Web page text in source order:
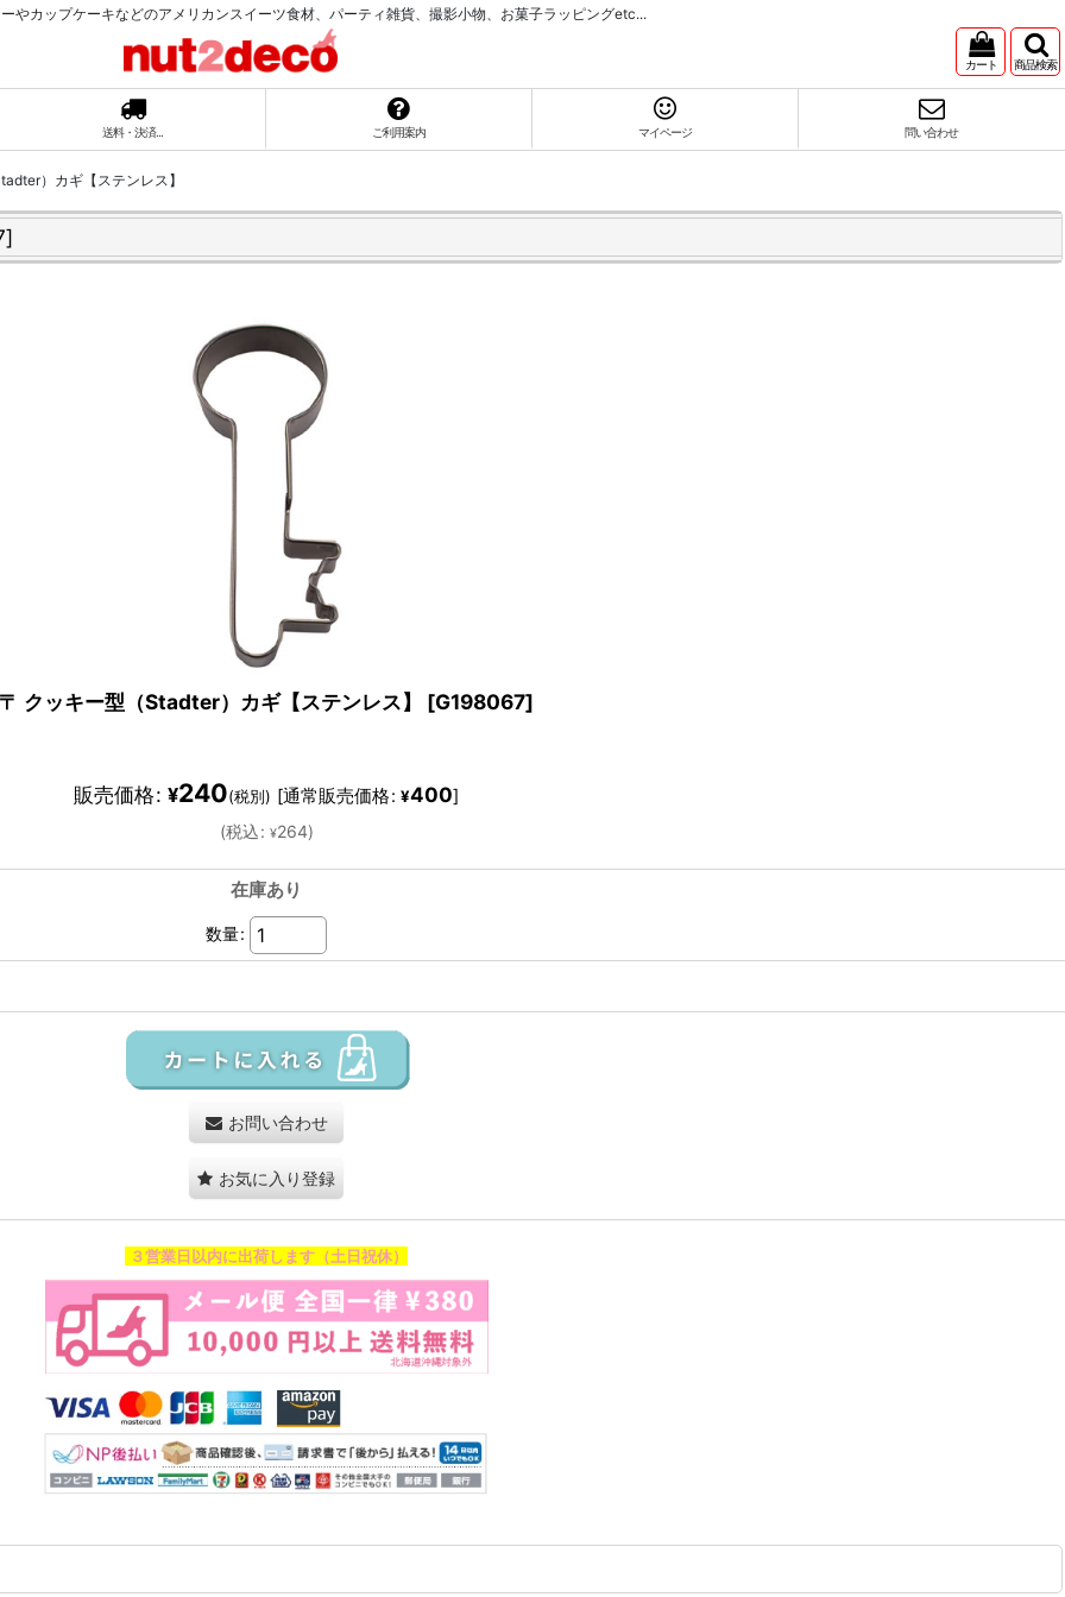
やカップケーキなどのアメリカンスイーツ食材、パーティ雑貨、撮影小物、お菓子ラッピングetc...
カート 商品検索
送料・決済... ご利用案内 マイページ 問い合わせ
）カギ【ステンレス】
]
〒 クッキー型（Stadter）カギ【ステンレス】 [G198067]
販売価格: ¥240(税別) [通常販売価格: ¥400]
(税込: ¥264)
在庫あり
数量:
お問い合わせ
お気に入り登録
３営業日以内に出荷します（土日祝休）